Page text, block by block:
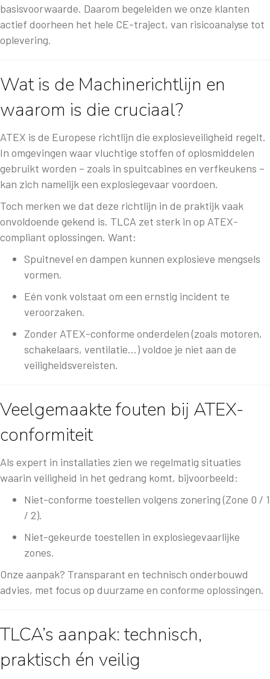
basisvoorwaarde. Daarom begeleiden we onze klanten
actief doorheen het hele CE-traject, van risicoanalyse tot
oplevering.
Wat is de Machinerichtlijn en
waarom is die cruciaal?
ATEX is de Europese richtlijn die explosieveiligheid regelt.
In omgevingen waar vluchtige stoffen of oplosmiddelen
gebruikt worden – zoals in spuitcabines en verfkeukens –
kan zich namelijk een explosiegevaar voordoen.
Toch merken we dat deze richtlijn in de praktijk vaak
onvoldoende gekend is. TLCA zet sterk in op ATEX-
compliant oplossingen. Want:
Spuitnevel en dampen kunnen explosieve mengsels
vormen.
Eén vonk volstaat om een ernstig incident te
veroorzaken.
Zonder ATEX-conforme onderdelen (zoals motoren,
schakelaars, ventilatie…) voldoe je niet aan de
veiligheidsvereisten.
Veelgemaakte fouten bij ATEX-
conformiteit
Als expert in installaties zien we regelmatig situaties
waarin veiligheid in het gedrang komt, bijvoorbeeld:
Niet-conforme toestellen volgens zonering (Zone 0 / 1
/ 2).
Niet-gekeurde toestellen in explosiegevaarlijke
zones.
Onze aanpak? Transparant en technisch onderbouwd
advies, met focus op duurzame en conforme oplossingen.
TLCA’s aanpak: technisch,
praktisch én veilig